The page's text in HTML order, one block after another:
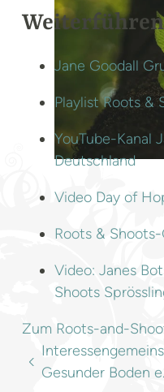
Jane Goodall
Playlist Roots &
YouTube-Kanal
Deutschland
Video Day of
Roots &
Video: Janes
Shoots
Zum Roots-and-
Gesunder Boden